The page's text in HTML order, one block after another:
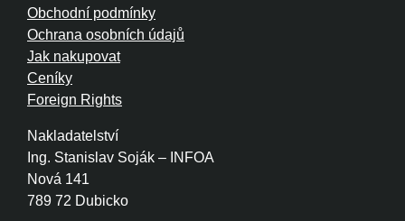
Nakladatelství
Ing. Stanislav Soják – INFOA
Nová 141
789 72 Dubicko
Obchodní podmínky
Ochrana osobních údajů
Jak nakupovat
Ceníky
Foreign Rights